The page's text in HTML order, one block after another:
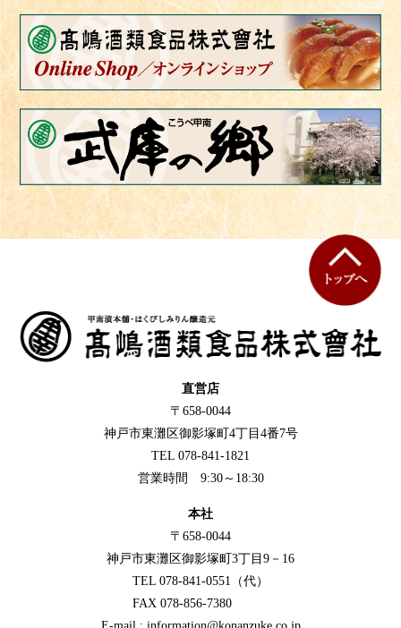
直営店
〒658-0044
神戸市東灘区御影塚町4丁目4番7号
TEL 078-841-1821
営業時間 9:30～18:30
本社
〒658-0044
神戸市東灘区御影塚町3丁目9－16
TEL 078-841-0551（代）
FAX 078-856-7380